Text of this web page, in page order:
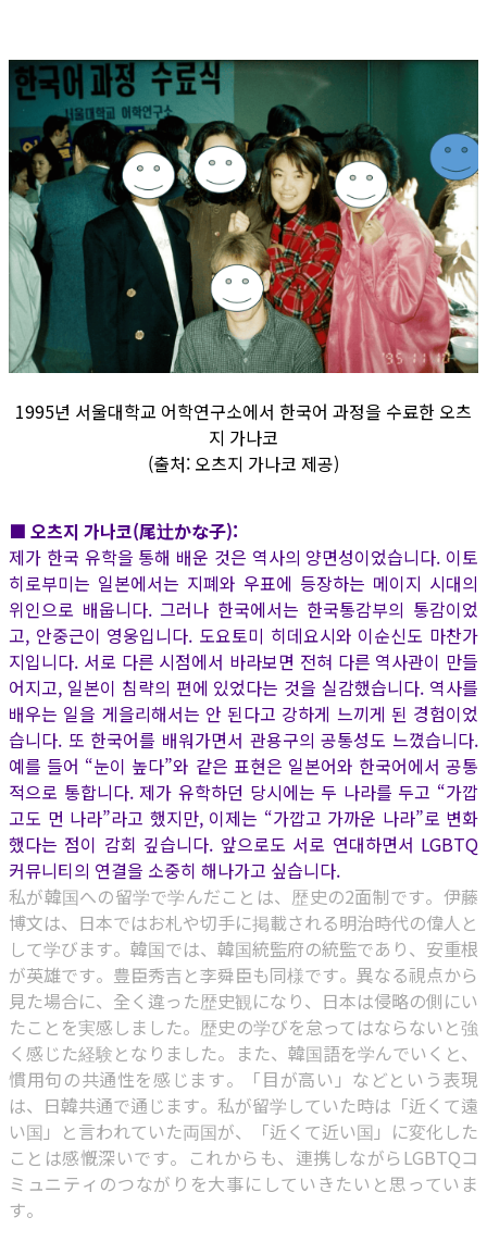
1995년 서울대학교 어학연구소에서 한국어 과정을 수료한 오츠
지 가나코
(출처: 오츠지 가나코 제공)
■ 오츠지 가나코(尾辻かな子):
제가 한국 유학을 통해 배운 것은 역사의 양면성이었습니다. 이토
히로부미는 일본에서는 지폐와 우표에 등장하는 메이지 시대의
위인으로 배웁니다. 그러나 한국에서는 한국통감부의 통감이었
고, 안중근이 영웅입니다. 도요토미 히데요시와 이순신도 마찬가
지입니다. 서로 다른 시점에서 바라보면 전혀 다른 역사관이 만들
어지고, 일본이 침략의 편에 있었다는 것을 실감했습니다. 역사를
배우는 일을 게을리해서는 안 된다고 강하게 느끼게 된 경험이었
습니다. 또 한국어를 배워가면서 관용구의 공통성도 느꼈습니다.
예를 들어 “눈이 높다”와 같은 표현은 일본어와 한국어에서 공통
적으로 통합니다. 제가 유학하던 당시에는 두 나라를 두고 “가깝
고도 먼 나라”라고 했지만, 이제는 “가깝고 가까운 나라”로 변화
했다는 점이 감회 깊습니다. 앞으로도 서로 연대하면서 LGBTQ
커뮤니티의 연결을 소중히 해나가고 싶습니다.
私が韓国への留学で学んだことは、歴史の2面制です。伊藤
博文は、日本ではお札や切手に掲載される明治時代の偉人と
して学びます。韓国では、韓国統監府の統監であり、安重根
が英雄です。豊臣秀吉と李舜臣も同様です。異なる視点から
見た場合に、全く違った歴史観になり、日本は侵略の側にい
たことを実感しました。歴史の学びを怠ってはならないと強
く感じた経験となりました。また、韓国語を学んでいくと、
慣用句の共通性を感じます。「目が高い」などという表現
は、日韓共通で通じます。私が留学していた時は「近くて遠
い国」と言われていた両国が、「近くて近い国」に変化した
ことは感慨深いです。これからも、連携しながらLGBTQコ
ミュニティのつながりを大事にしていきたいと思っていま
す。